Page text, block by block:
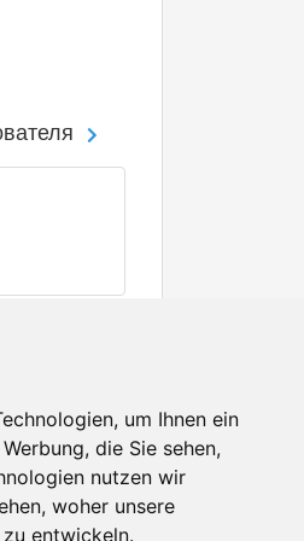
um Ihnen ein
die Sie sehen,
nutzen wir
woher unsere
entwickeln.